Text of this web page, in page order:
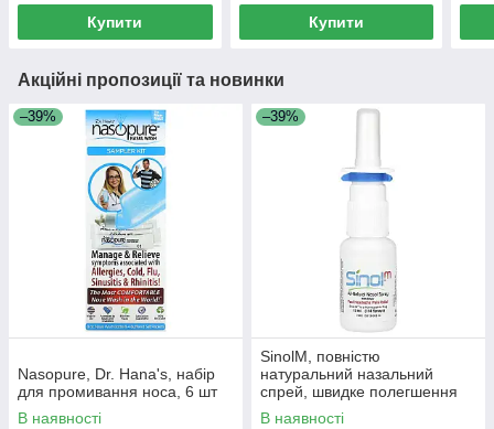
Купити Купити
Акційні пропозиції та новинки
–39%
Nasopure, Dr. Hana's, набір
для промивання носа, 6 шт
В наявності
–39%
SinolM, повністю
натуральний назальний
спрей, швидке полегшення
головного болю, Sinol, 15 мл
В наявності